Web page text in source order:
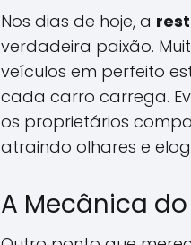
Nos dias de hoje, a
verdadeira paixão.
veículos em perfeito
cada carro carrega.
os proprietários
atraindo olhares e
A Mecânica